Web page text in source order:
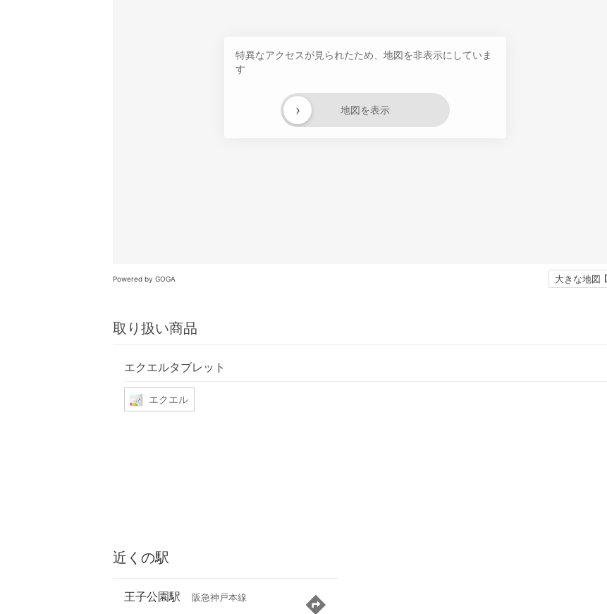
特異なアクセスが見られたため、地図を非表示にしていま
す
地図を表示
›
Powered by GOGA 大きな地図
取り扱い商品
エクエルタブレット
エクエル
近くの駅
王子公園駅 阪急神戸本線